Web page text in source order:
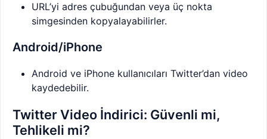
URL’yi adres çubuğundan veya üç nokta
simgesinden kopyalayabilirler.
Android/iPhone
Android ve iPhone kullanıcıları Twitter’dan video
kaydedebilir.
Twitter Video İndirici: Güvenli mi,
Tehlikeli mi?